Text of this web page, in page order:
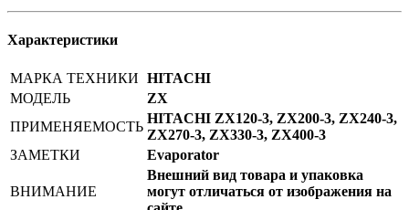
Характеристики
МАРКА ТЕХНИКИ HITACHI
МОДЕЛЬ
ZX
ПРИМЕНЯЕМОСТЬ
HITACHI ZX120-3, ZX200-3, ZX240-3,
ZX270-3, ZX330-3, ZX400-3
ЗАМЕТКИ
Evaporator
ВНИМАНИЕ
Внешний вид товара и упаковка
могут отличаться от изображения на